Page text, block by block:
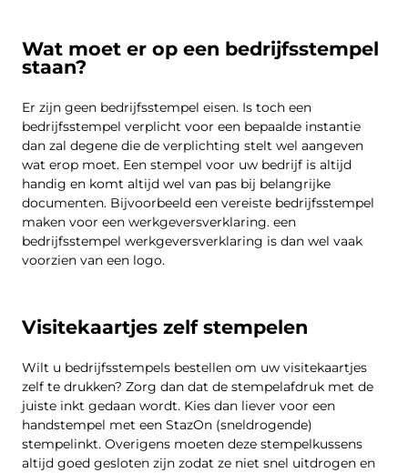
Wat moet er op een bedrijfsstempel
staan?
Er zijn geen bedrijfsstempel eisen. Is toch een
bedrijfsstempel verplicht voor een bepaalde instantie
dan zal degene die de verplichting stelt wel aangeven
wat erop moet. Een stempel voor uw bedrijf is altijd
handig en komt altijd wel van pas bij belangrijke
documenten. Bijvoorbeeld een vereiste bedrijfsstempel
maken voor een werkgeversverklaring. een
bedrijfsstempel werkgeversverklaring is dan wel vaak
voorzien van een logo.
Visitekaartjes zelf stempelen
Wilt u bedrijfsstempels bestellen om uw visitekaartjes
zelf te drukken? Zorg dan dat de stempelafdruk met de
juiste inkt gedaan wordt. Kies dan liever voor een
handstempel met een StazOn (sneldrogende)
stempelinkt. Overigens moeten deze stempelkussens
altijd goed gesloten zijn zodat ze niet snel uitdrogen en